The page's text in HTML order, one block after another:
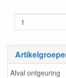
Afval ontgeuring